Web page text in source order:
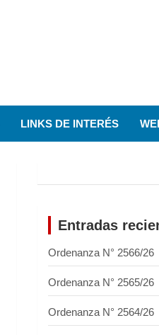
LINKS DE INTERÉS
Entradas
Ordenanza N° 2566/26
Ordenanza N° 2565/26
Ordenanza N° 2564/26